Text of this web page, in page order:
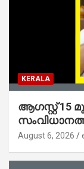
KERALA
ആഗസ്റ്റ് 15
August 6, 2026